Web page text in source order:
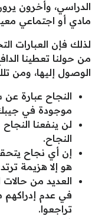
الدراسي، وأخرون
مادي أو اجتماعي
لذلك فإن العبارات
من حولنا تعطينا
الوصول إليها، ومن
النجاح عبارة
موجودة في
لن ينفعنا
النجاح.
إن أي نجاح
هو إلا هزيمة
العديد من
في عدم إدراكهم
تراجعوا.